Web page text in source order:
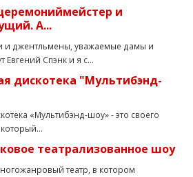
и
А...
и джентльмены, уважаемые дамы и
Евгений Спэнк и я с...
дискотека "Мультибэнд-
«Мультибэнд-шоу» - это своего
театрализованное шоу
театр, в котором